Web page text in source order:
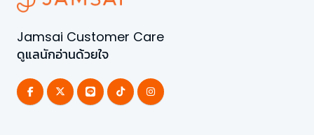
Jamsai Customer Care
ดูแลนักอ่านด้วยใจ